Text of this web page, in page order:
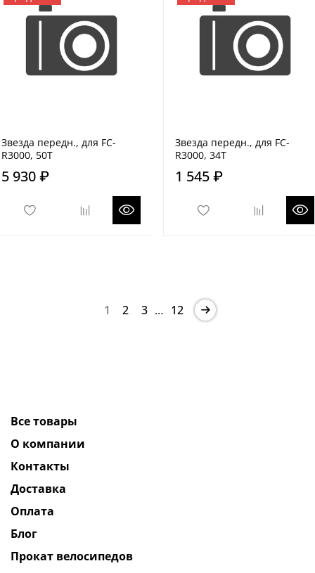
Звезда передн., для FC-
R3000, 50T
5 930 ₽
Звезда передн., для FC-
R3000, 34T
1 545 ₽
1 2 3 … 12
Все товары
О компании
Контакты
Доставка
Оплата
Блог
Прокат велосипедов